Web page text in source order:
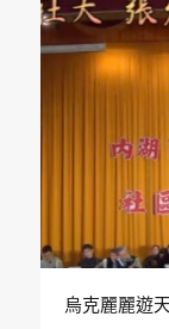
烏克麗麗遊